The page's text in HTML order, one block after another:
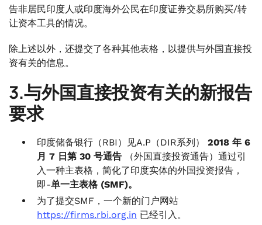
告非居民印度人或印度海外公民在印度证券交易所购买/转
让资本工具的情况。
除上述以外，还提交了各种其他表格，以提供与外国直接投
资有关的信息。
3.与外国直接投资有关的新报告
要求
印度储备银行（RBI）见A.P（DIR系列） 2018 年 6
月 7 日第 30 号通告 （外国直接投资通告）通过引
入一种主表格，简化了印度实体的外国投资报告，
即-单一主表格 (SMF)。
为了提交SMF，一个新的门户网站
https://firms.rbi.org.in 已经引入。